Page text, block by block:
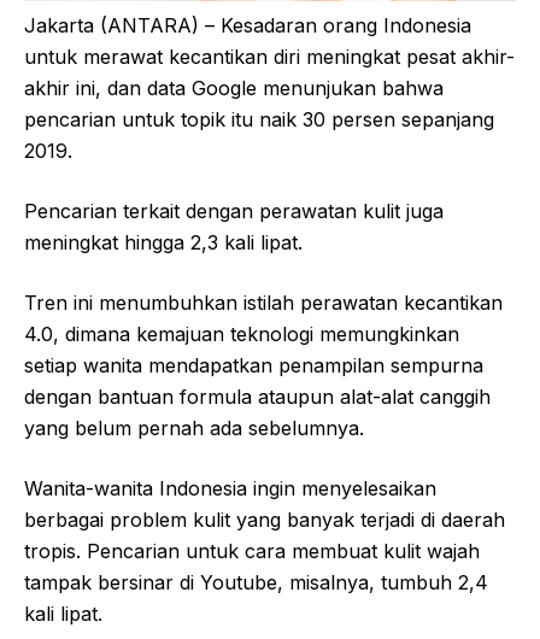
Jakarta (ANTARA) – Kesadaran orang Indonesia
untuk merawat kecantikan diri meningkat pesat akhir-
akhir ini, dan data Google menunjukan bahwa
pencarian untuk topik itu naik 30 persen sepanjang
2019.
Pencarian terkait dengan perawatan kulit juga
meningkat hingga 2,3 kali lipat.
Tren ini menumbuhkan istilah perawatan kecantikan
4.0, dimana kemajuan teknologi memungkinkan
setiap wanita mendapatkan penampilan sempurna
dengan bantuan formula ataupun alat-alat canggih
yang belum pernah ada sebelumnya.
Wanita-wanita Indonesia ingin menyelesaikan
berbagai problem kulit yang banyak terjadi di daerah
tropis. Pencarian untuk cara membuat kulit wajah
tampak bersinar di Youtube, misalnya, tumbuh 2,4
kali lipat.